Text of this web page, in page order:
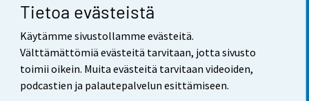
Tietoa evästeistä
Käytämme sivustollamme evästeitä.
Välttämättömiä evästeitä tarvitaan, jotta sivusto
toimii oikein. Muita evästeitä tarvitaan videoiden,
podcastien ja palautepalvelun esittämiseen.
Yhteystiedot
Palaute
Käyttöehdot